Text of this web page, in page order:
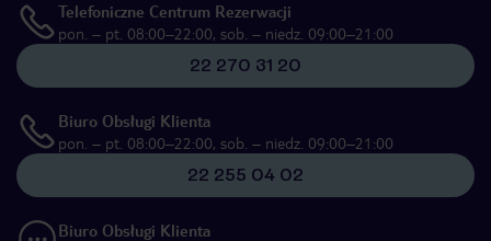
Telefoniczne Centrum Rezerwacji
pon. – pt. 08:00–22:00, sob. – niedz. 09:00–21:00
22 270 31 20
Biuro Obsługi Klienta
pon. – pt. 08:00–22:00, sob. – niedz. 09:00–21:00
22 255 04 02
Biuro Obsługi Klienta